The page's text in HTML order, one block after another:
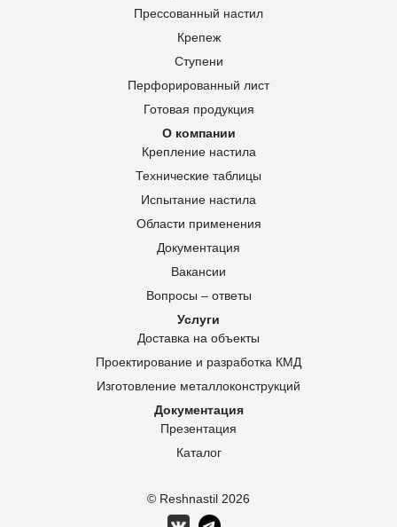
© Reshnastil 2026
Прессованный настил
Крепеж
Ступени
Перфорированный лист
Готовая продукция
О компании
Крепление настила
Технические таблицы
Испытание настила
Области применения
Документация
Вакансии
Вопросы – ответы
Услуги
Доставка на объекты
Проектирование и разработка КМД
Изготовление металлоконструкций
Документация
Презентация
Каталог